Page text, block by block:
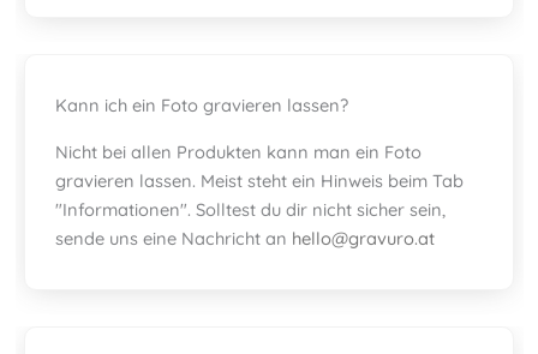
Kann ich ein Foto gravieren lassen?
Nicht bei allen Produkten kann man ein Foto
gravieren lassen. Meist steht ein Hinweis beim Tab
"Informationen". Solltest du dir nicht sicher sein,
sende uns eine Nachricht an hello@gravuro.at